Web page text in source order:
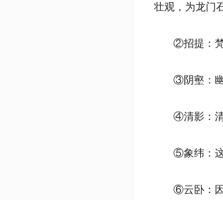
壮观，为龙门
②招提：
③阴壑：幽
④清影：清
⑤象纬：这
⑥云卧：